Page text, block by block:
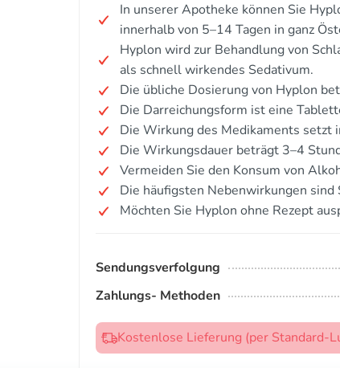
In unserer Apotheke können Sie
innerhalb von 5–14 Tagen in ganz
Hyplon wird zur Behandlung von
als schnell wirkendes Sedativum.
Die übliche Dosierung von Hyplon
Die Darreichungsform ist eine
Die Wirkung des Medikaments setzt
Die Wirkungsdauer beträgt 3–4
Vermeiden Sie den Konsum von
Die häufigsten Nebenwirkungen
Möchten Sie Hyplon ohne Rezept
Sendungsverfolgung
Zahlungs- Methoden
Kostenlose Lieferung (per